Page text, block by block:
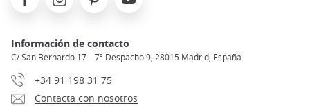
Información de contacto
C/ San Bernardo 17 – 7º Despacho 9, 28015 Madrid, España
+34 91 198 31 75
Contacta con nosotros